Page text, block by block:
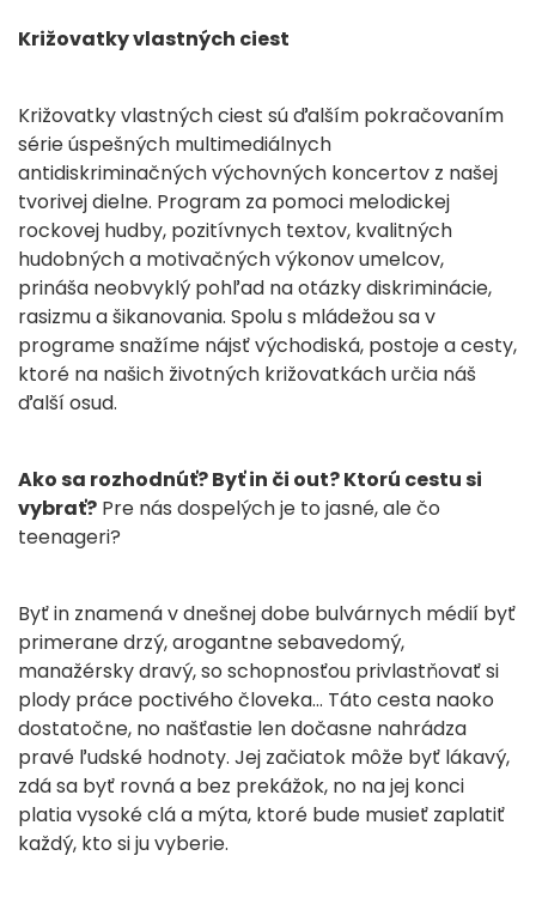
Križovatky vlastných ciest
Križovatky vlastných ciest sú ďalším pokračovaním
série úspešných multimediálnych
antidiskriminačných výchovných koncertov z našej
tvorivej dielne. Program za pomoci melodickej
rockovej hudby, pozitívnych textov, kvalitných
hudobných a motivačných výkonov umelcov,
prináša neobvyklý pohľad na otázky diskriminácie,
rasizmu a šikanovania. Spolu s mládežou sa v
programe snažíme nájsť východiská, postoje a cesty,
ktoré na našich životných križovatkách určia náš
ďalší osud.
Ako sa rozhodnúť? Byť in či out? Ktorú cestu si
vybrať? Pre nás dospelých je to jasné, ale čo
teenageri?
Byť in znamená v dnešnej dobe bulvárnych médií byť
primerane drzý, arogantne sebavedomý,
manažérsky dravý, so schopnosťou privlastňovať si
plody práce poctivého človeka… Táto cesta naoko
dostatočne, no našťastie len dočasne nahrádza
pravé ľudské hodnoty. Jej začiatok môže byť lákavý,
zdá sa byť rovná a bez prekážok, no na jej konci
platia vysoké clá a mýta, ktoré bude musieť zaplatiť
každý, kto si ju vyberie.